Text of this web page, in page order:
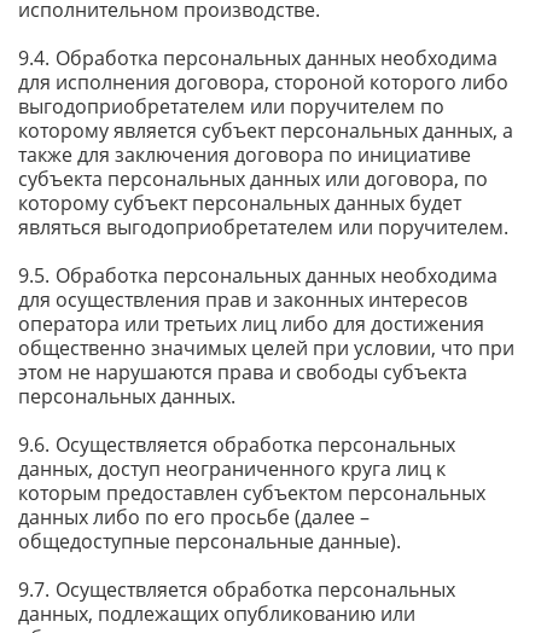
исполнительном производстве.
Обработка персональных данных необходима
для исполнения договора, стороной которого либо
выгодоприобретателем или поручителем по
которому является субъект персональных данных, а
также для заключения договора по инициативе
субъекта персональных данных или договора, по
которому субъект персональных данных будет
являться выгодоприобретателем или поручителем.
Обработка персональных данных необходима
для осуществления прав и законных интересов
оператора или третьих лиц либо для достижения
общественно значимых целей при условии, что при
этом не нарушаются права и свободы субъекта
персональных данных.
Осуществляется обработка персональных
данных, доступ неограниченного круга лиц к
которым предоставлен субъектом персональных
данных либо по его просьбе (далее –
общедоступные персональные данные).
Осуществляется обработка персональных
данных, подлежащих опубликованию или